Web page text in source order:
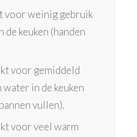
voor weinig gebruik
de keuken (handen
voor gemiddeld
in de keuken
vullen).
voor veel warm